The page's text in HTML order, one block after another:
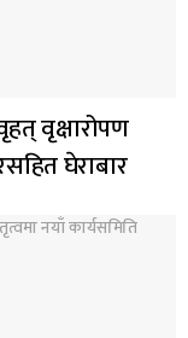
वृक्षारोपण
घेराबार